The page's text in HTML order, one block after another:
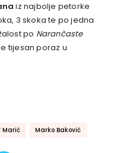
iz najbolje petorke
3 skoka te po jedna
po Narančaste
tijesan poraz u
Marić Marko Baković